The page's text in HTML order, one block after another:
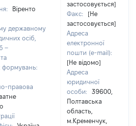
Віренто
державному
осіб,
–
формувань:
правова
застосовується]
Факс:
[Не
застосовується]
Адреса
електронної
пошти (e-mail):
[Не відомо]
Адреса
юридичної
особи:
39600,
Полтавська
область,
м.Кременчук,